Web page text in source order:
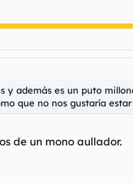
y además es un puto
que no nos gustaría estar
de un mono aullador.